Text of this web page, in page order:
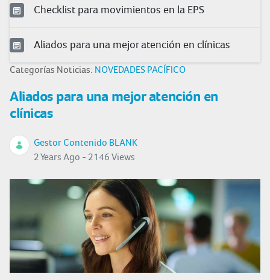
Checklist para movimientos en la EPS
Aliados para una mejor atención en clínicas
Categorías Noticias: NOVEDADES PACÍFICO
Aliados para una mejor atención en
clínicas
Gestor Contenido BLANK
2 Years Ago - 2146 Views